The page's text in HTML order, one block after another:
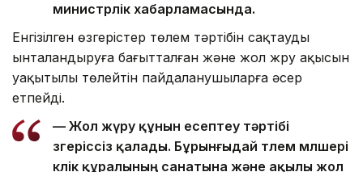
министрлік хабарламасында.
Енгізілген өзгерістер төлем тәртібін сақтауды
ынталандыруға бағытталған және жол жүру ақысын
уақытылы төлейтін пайдаланушыларға әсер
етпейді.
— Жол жүру құнын есептеу тәртібі
өзгеріссіз қалады. Бұрынғыдай төлем мөлшері
көлік құралының санатына және ақылы жол